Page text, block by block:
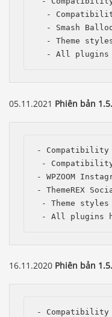
-
- Smash
- Theme
- All
05.11.2021 Phiên bản
- Compatibility
- Compatibility
- WPZOOM
- ThemeREX
- Theme styles
- All plugins
16.11.2020 Phiên bản
- Compatibility